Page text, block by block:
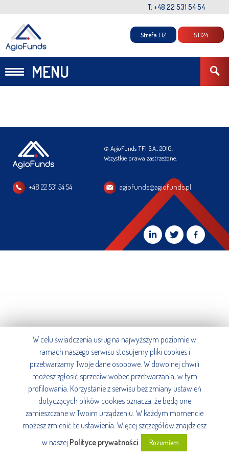
T: +48 22 531 54 54
MENU
Strefa FIZ STI24
© AgioFunds TFI S.A., 2016.
Wszystkie prawa zastrzeżone.
+48 22 531 54 54 agiofunds@agiofunds.pl
W celu świadczenia usług na najwyższym poziomie w
ramach naszego serwisu stosujemy pliki cookies i
przetwarzamy Twoje dane osobowe. W dowolnej chwili
możesz zgłosić sprzeciw wobec przetwarzania, w tym
profilowania. Korzystanie z serwisu bez zmiany ustawień
dotyczących plików cookies oznacza, że będą one
zamieszczane w Twoim urządzeniu. W każdym momencie
możesz zmienić te ustawienia. Więcej szczegółów znajdziesz
w naszej Polityce prywatności. Rozumiem